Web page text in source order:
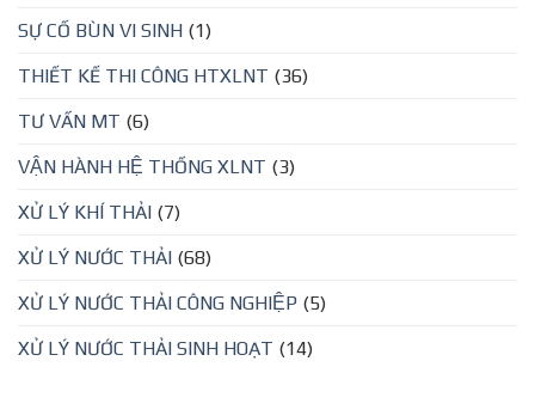
SỰ CỐ BÙN VI SINH (1)
THIẾT KẾ THI CÔNG HTXLNT (36)
TƯ VẤN MT (6)
VẬN HÀNH HỆ THỐNG XLNT (3)
XỬ LÝ KHÍ THẢI (7)
XỬ LÝ NƯỚC THẢI (68)
XỬ LÝ NƯỚC THẢI CÔNG NGHIỆP (5)
XỬ LÝ NƯỚC THẢI SINH HOẠT (14)